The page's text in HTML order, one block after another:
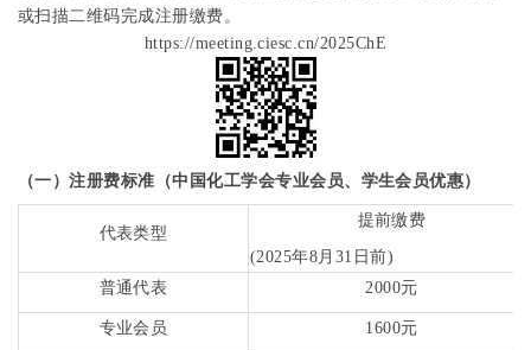
或扫描二维码完成注册缴费。
https://meeting.ciesc.cn/2025ChE
（一）注册费标准（中国化工学会专业会员、学生会员优惠）
代表类型
提前缴费
(2025年8月 31 日前)
普通代表
2000元
专业会员 1600元